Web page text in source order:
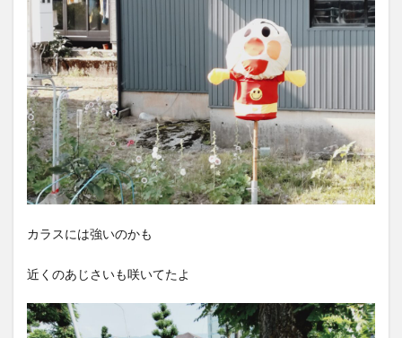
カラスには強いのかも
近くのあじさいも咲いてたよ